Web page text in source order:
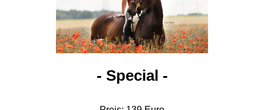
- Special -